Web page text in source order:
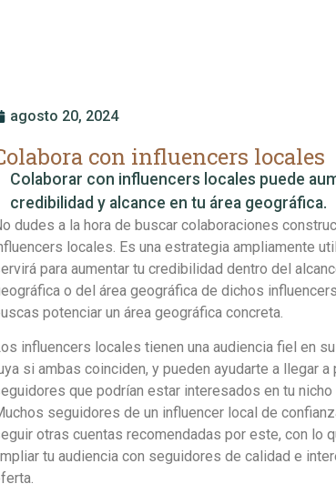
agosto 20, 2024
con influencers locales
Colaborar con influencers locales puede
credibilidad y alcance en tu área geográfica.
dudes a la hora de buscar colaboraciones
locales. Es una estrategia ampliamente
para aumentar tu credibilidad dentro del
o del área geográfica de dichos
potenciar un área geográfica concreta.
influencers locales tienen una audiencia fiel en
si ambas coinciden, y pueden ayudarte a llegar a
que podrían estar interesados en tu nicho
seguidores de un influencer local de
otras cuentas recomendadas por este, con lo
tu audiencia con seguidores de calidad e